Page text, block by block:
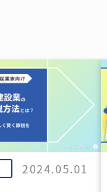
2024.05.01